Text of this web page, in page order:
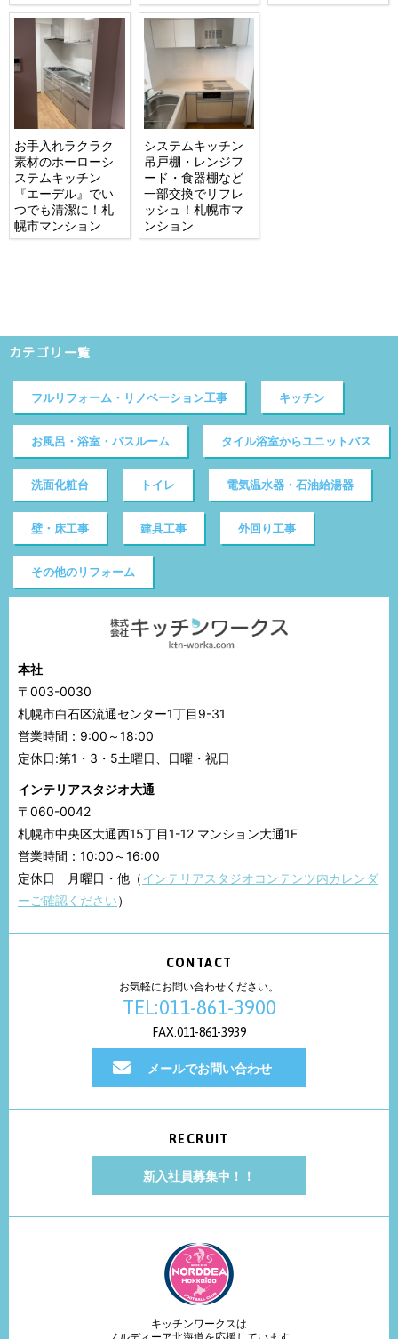
お手入れラクラク
素材のホーローシ
ステムキッチン
『エーデル』でい
つでも清潔に！札
幌市マンション
システムキッチン
吊戸棚・レンジフ
ード・食器棚など
一部交換でリフレ
ッシュ！札幌市マ
ンション
カテゴリ一覧
フルリフォーム・リノベーション工事 キッチン
お風呂・浴室・バスルーム タイル浴室からユニットバス
洗面化粧台 トイレ 電気温水器・石油給湯器
壁・床工事 建具工事 外回り工事
その他のリフォーム
本社
〒003-0030
札幌市白石区流通センター1丁目9-31
営業時間：9:00～18:00
定休日:第1・3・5土曜日、日曜・祝日
インテリアスタジオ大通
〒060-0042
札幌市中央区大通西15丁目1-12 マンション大通1F
営業時間：10:00～16:00
定休日 月曜日・他（インテリアスタジオコンテンツ内カレンダ
ーご確認ください）
CONTACT
お気軽にお問い合わせください。
TEL:011-861-3900
FAX:011-861-3939
メールでお問い合わせ
RECRUIT
新入社員募集中！！
キッチンワークスは